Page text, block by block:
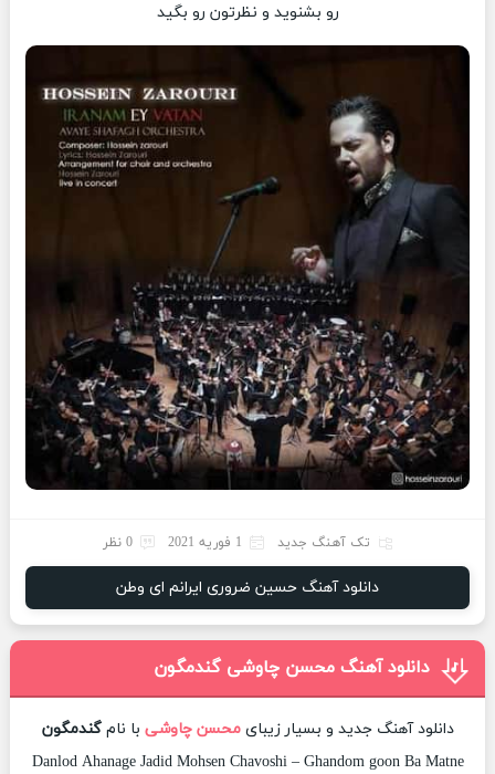
رو بشنوید و نظرتون رو بگید
تک آهنگ جدید 1 فوریه 2021 0 نظر
دانلود آهنگ حسین ضروری ایرانم ای وطن
دانلود آهنگ محسن چاوشی گندمگون
دانلود آهنگ جدید و بسیار زیبایمحسن چاوشی با نامگندمگون
Danlod Ahanage Jadid Mohsen Chavoshi – Ghandom goon Ba Matne